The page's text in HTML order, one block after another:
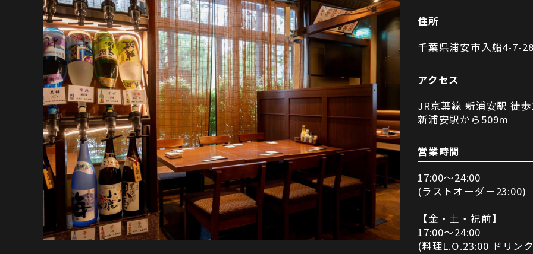
住所
千葉県浦安市入船4-7-28
アクセス
JR京葉線 新浦安駅 徒
新浦安駅から509m
営業時間
17:00～24:00
(ラストオーダー23:00)
【金・土・祝前】
17:00～24:00
(料理L.O.23:00 ドリン